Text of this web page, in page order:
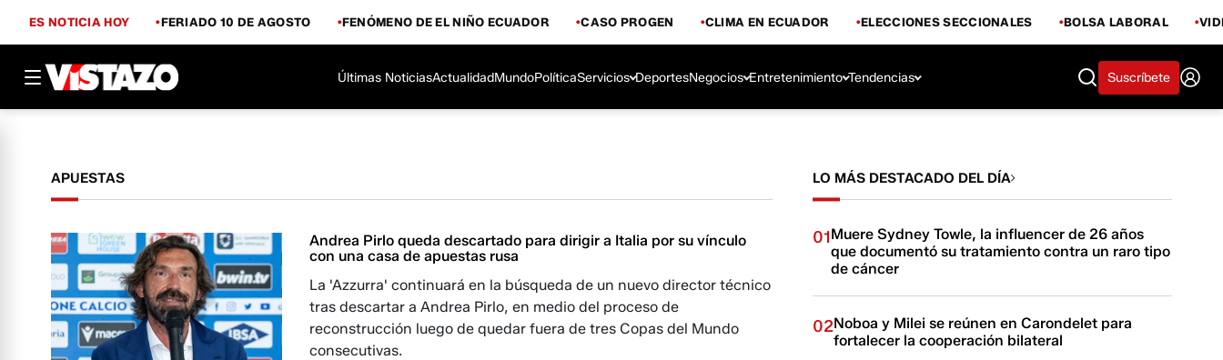
ES NOTICIA HOY FERIADO 10 DE AGOSTO FENÓMENO DE EL NIÑO ECUADOR CASO PROGEN CLIMA EN ECUADOR ELECCIONES SECCIONALES BOLSA LABORAL
Últimas NoticiasActualidadMundoPolíticaServicios DeportesNegocios Entretenimiento Tendencias Suscríbete
APUESTAS
Andrea Pirlo queda descartado para dirigir a Italia por su vínculo
con una casa de apuestas rusa
La 'Azzurra' continuará en la búsqueda de un nuevo director técnico
tras descartar a Andrea Pirlo, en medio del proceso de
reconstrucción luego de quedar fuera de tres Copas del Mundo
consecutivas.
LO MÁS DESTACADO DEL DÍA
01Muere Sydney Towle, la influencer de 26 años
que documentó su tratamiento contra un raro tipo
de cáncer
02Noboa y Milei se reúnen en Carondelet para
fortalecer la cooperación bilateral